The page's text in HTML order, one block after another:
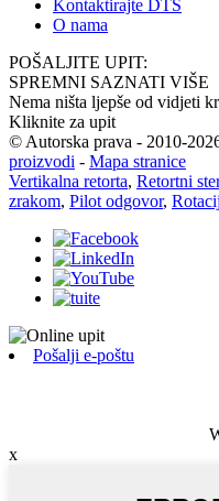
Kontaktirajte DTS
O nama
POŠALJITE UPIT:
SPREMNI SAZNATI VIŠE
Nema ništa ljepše od vidjeti
Kliknite za upit
© Autorska prava - 2010-
proizvodi - Mapa stranice
Vertikalna retorta, Retortni
zrakom, Pilot odgovor,
Pošalji e-poštu
x